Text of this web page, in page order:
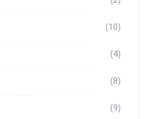
(10)
(4)
(8)
(9)